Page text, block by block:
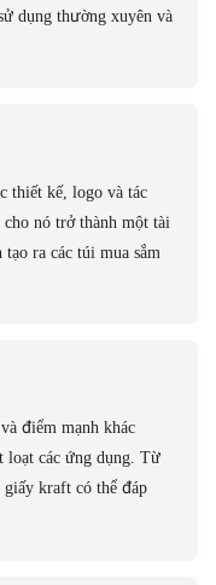
dụng thường xuyên và
thiết kế, logo và tác
nó trở thành một tài
ra các túi mua sắm
điểm mạnh khác
loạt các ứng dụng. Từ
giấy kraft có thể đáp